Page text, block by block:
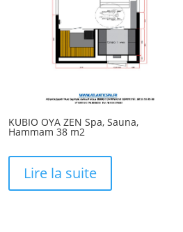
KUBIO OYA ZEN Spa, Sauna,
Hammam 38 m2
Lire la suite